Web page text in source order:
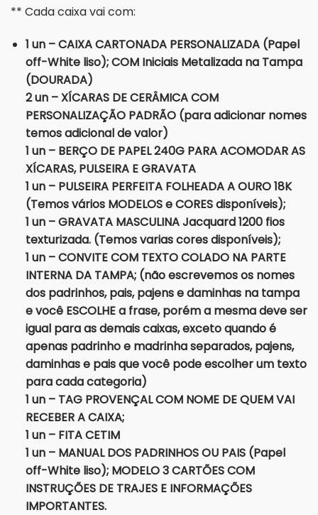
** Cada caixa vai com:
1 un – CAIXA CARTONADA PERSONALIZADA (Papel
off-White liso); COM Iniciais Metalizada na Tampa
(DOURADA)
2 un – XÍCARAS DE CERÂMICA COM
PERSONALIZAÇÃO PADRÃO (para adicionar nomes
temos adicional de valor)
1 un – BERÇO DE PAPEL 240G PARA ACOMODAR AS
XÍCARAS, PULSEIRA E GRAVATA
1 un – PULSEIRA PERFEITA FOLHEADA A OURO 18K
(Temos vários MODELOS e CORES disponíveis);
1 un – GRAVATA MASCULINA Jacquard 1200 fios
texturizada. (Temos varias cores disponíveis);
1 un – CONVITE COM TEXTO COLADO NA PARTE
INTERNA DA TAMPA; (não escrevemos os nomes
dos padrinhos, pais, pajens e daminhas na tampa
e você ESCOLHE a frase, porém a mesma deve ser
igual para as demais caixas, exceto quando é
apenas padrinho e madrinha separados, pajens,
daminhas e pais que você pode escolher um texto
para cada categoria)
1 un – TAG PROVENÇAL COM NOME DE QUEM VAI
RECEBER A CAIXA;
1 un – FITA CETIM
1 un – MANUAL DOS PADRINHOS OU PAIS (Papel
off-White liso); MODELO 3 CARTÕES COM
INSTRUÇÕES DE TRAJES E INFORMAÇÕES
IMPORTANTES.